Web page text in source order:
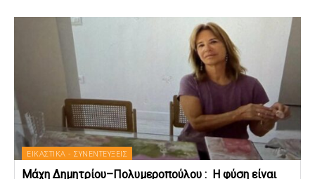
ΕΙΚΑΣΤΙΚΑ - ΣΥΝΕΝΤΕΥΞΕΙΣ
Μάχη Δημητρίου–Πολυμεροπούλου : Η φύση είναι